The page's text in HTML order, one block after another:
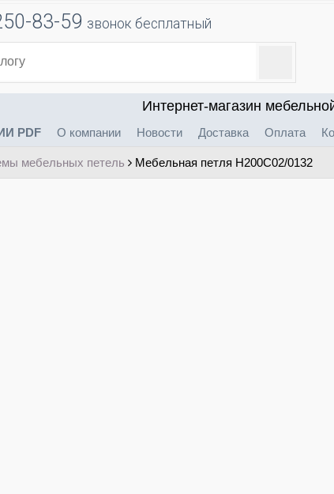
83-59 звонок бесплатный
Интернет-магазин
PDF О компании Новости Доставка Оплата
мебельных петель Мебельная петля H200C02/0132